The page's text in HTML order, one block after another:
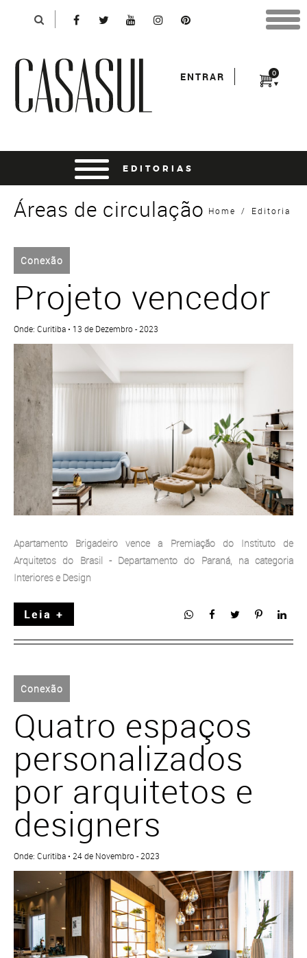
0
ENTRAR
Home / Editoria
Áreas de circulação
Conexão
Projeto vencedor
Onde: Curitiba • 13 de Dezembro - 2023
Apartamento Brigadeiro vence a Premiação do Instituto de
Arquitetos do Brasil - Departamento do Paraná, na categoria
Interiores e Design
Leia +
Conexão
Quatro espaços
personalizados
por arquitetos e
designers
Onde: Curitiba • 24 de Novembro - 2023
*Para finalizar sua compra informe seu e-mail:
*Senha:
entrar usando o facebook